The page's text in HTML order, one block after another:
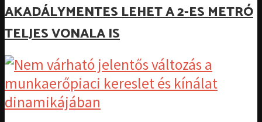
AKADÁLYMENTES LEHET A 2-ES METRÓ
TELJES VONALA IS